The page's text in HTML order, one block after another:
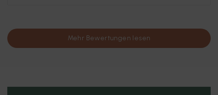
Mehr Bewertungen lesen